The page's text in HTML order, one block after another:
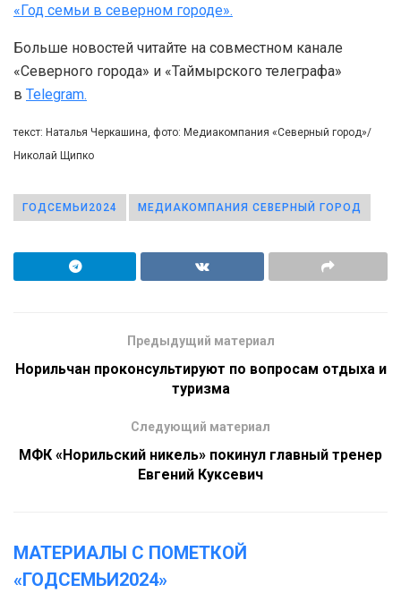
«Год семьи в северном городе».
Больше новостей читайте на совместном канале
«Северного города» и «Таймырского телеграфа»
в Telegram.
текст: Наталья Черкашина, фото: Медиакомпания «Северный город»/
Николай Щипко
ГОДСЕМЬИ2024 МЕДИАКОМПАНИЯ СЕВЕРНЫЙ ГОРОД
Предыдущий материал
Норильчан проконсультируют по вопросам отдыха и
туризма
Следующий материал
МФК «Норильский никель» покинул главный тренер
Евгений Куксевич
МАТЕРИАЛЫ С ПОМЕТКОЙ
«ГОДСЕМЬИ2024»